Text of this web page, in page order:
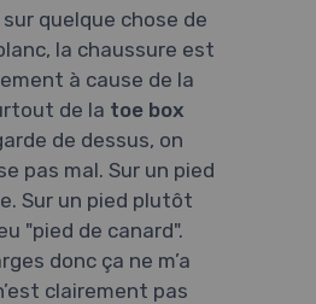
quelque chose de
la chaussure est
à cause de la
de la toe box
de dessus, on
pas mal. Sur un pied
Sur un pied plutôt
"pied de canard".
donc ça ne m’a
clairement pas